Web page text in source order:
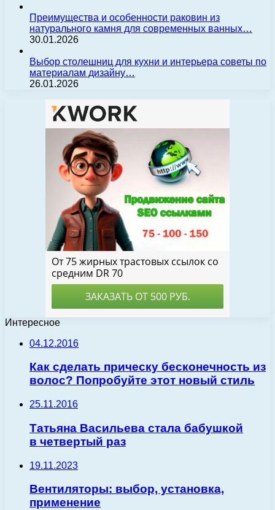
Преимущества и особенности раковин из
натурального камня для современных ванных…
30.01.2026
Выбор столешниц для кухни и интерьера советы по
материалам дизайну…
26.01.2026
Интересное
04.12.2016
Как сделать прическу бесконечность из
волос? Попробуйте этот новый стиль
25.11.2016
Татьяна Васильева стала бабушкой
в четвертый раз
19.11.2023
Вентиляторы: выбор, установка,
применение